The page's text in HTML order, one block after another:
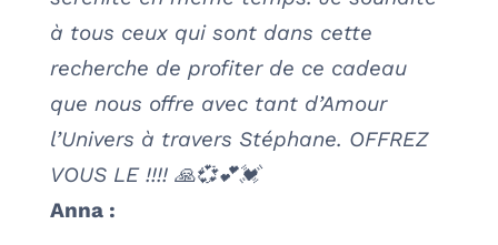
à tous ceux qui sont dans cette
recherche de profiter de ce cadeau
que nous offre avec tant d’Amour
l’Univers à travers Stéphane. OFFREZ
VOUS LE !!!! 🙏💞💕💓
Anna :